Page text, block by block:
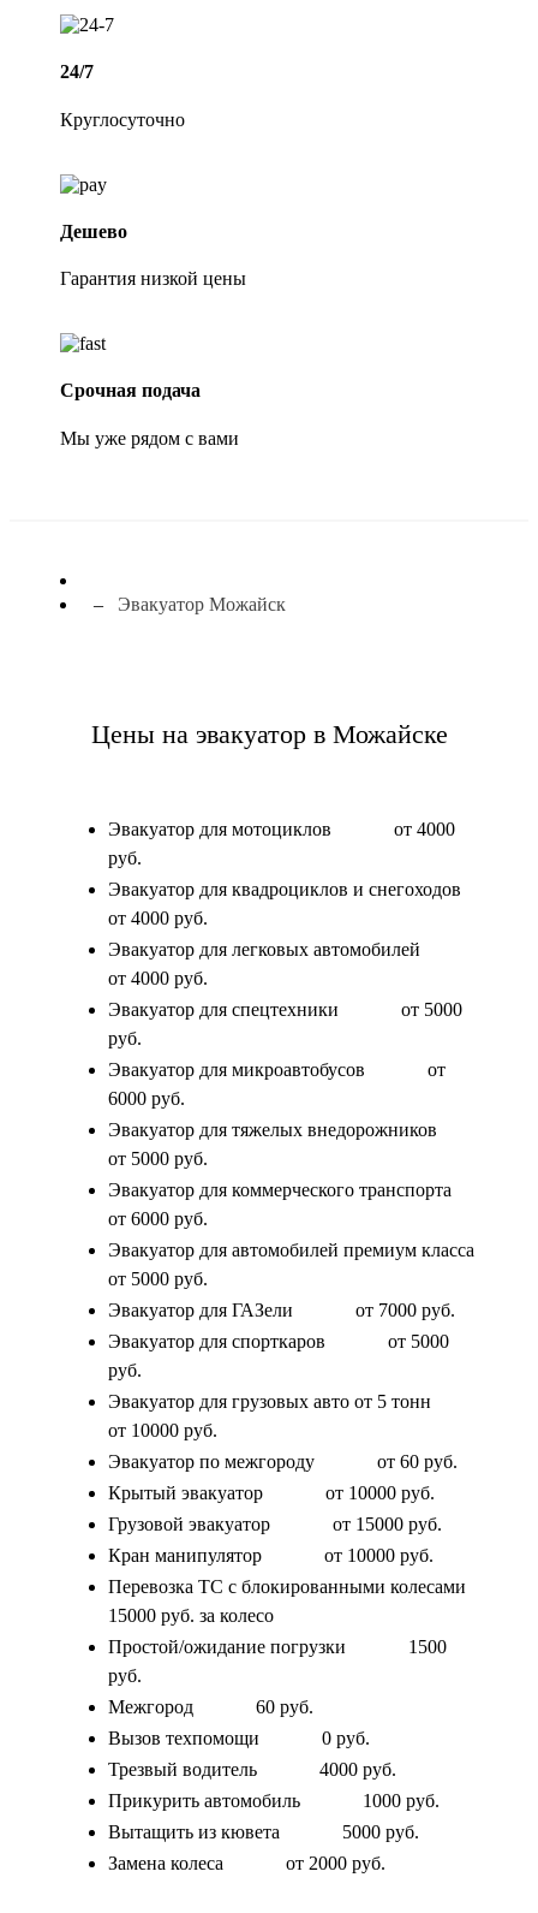
24/7
Круглосуточно
Дешево
Гарантия низкой цены
Срочная подача
Мы уже рядом с вами
Эвакуатор Можайск
Цены на эвакуатор в Можайске
Эвакуатор для мотоциклов
от 4000
руб.
Эвакуатор для квадроциклов и снегоходов
от 4000 руб.
Эвакуатор для легковых автомобилей
от 4000 руб.
Эвакуатор для спецтехники
от 5000
руб.
Эвакуатор для микроавтобусов
от
6000 руб.
Эвакуатор для тяжелых внедорожников
от 5000 руб.
Эвакуатор для коммерческого транспорта
от 6000 руб.
Эвакуатор для автомобилей премиум класса
от 5000 руб.
Эвакуатор для ГАЗели
от 7000 руб.
Эвакуатор для спорткаров
от 5000
руб.
Эвакуатор для грузовых авто от 5 тонн
от 10000 руб.
Эвакуатор по межгороду
от 60 руб.
Крытый эвакуатор
от 10000 руб.
Грузовой эвакуатор
от 15000 руб.
Кран манипулятор
от 10000 руб.
Перевозка ТС с блокированными колесами
15000 руб. за колесо
Простой/ожидание погрузки
1500
руб.
Межгород
60 руб.
Вызов техпомощи
0 руб.
Трезвый водитель
4000 руб.
Прикурить автомобиль
1000 руб.
Вытащить из кювета
5000 руб.
Замена колеса
от 2000 руб.